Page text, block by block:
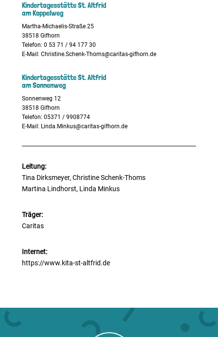
Kindertagesstätte St. Altfrid
am Koppelweg
Martha-Michaelis-Straße 25
38518 Gifhorn
Telefon: 0 53 71 / 94 177 30
E-Mail: Christine.Schenk-Thoms@caritas-gifhorn.de
Kindertagesstätte St. Altfrid
am Sonnenweg
Sonnenweg 12
38518 Gifhorn
Telefon: 05371 / 9908774
E-Mail: Linda.Minkus@caritas-gifhorn.de
Leitung:
Tina Dirksmeyer, Christine Schenk-Thoms
Martina Lindhorst, Linda Minkus
Träger:
Caritas
Internet:
https://www.kita-st-altfrid.de